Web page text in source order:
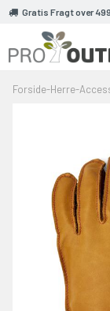
Gratis Fragt over 499
Forside-Herre-